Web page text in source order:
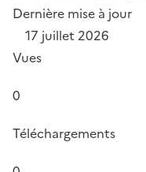
Dernière mise à jour
17 juillet 2026
Vues
0
Téléchargements